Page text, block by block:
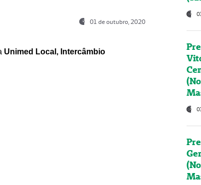
01 de outubro, 2020
Unimed Local, Intercâmbio